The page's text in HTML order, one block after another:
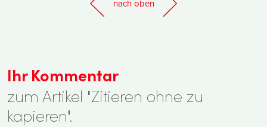
nach oben
Ihr Kommentar
zum Artikel "Zitieren ohne zu
kapieren".